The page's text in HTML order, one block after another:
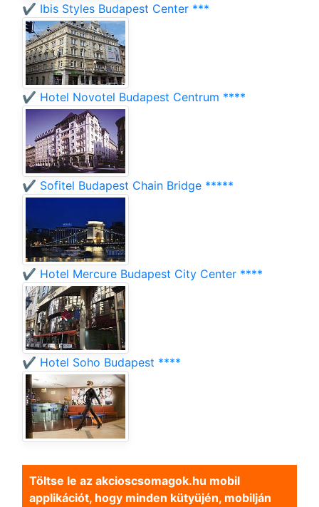
✔️ Ibis Styles Budapest Center ***
✔️ Hotel Novotel Budapest Centrum ****
✔️ Sofitel Budapest Chain Bridge *****
✔️ Hotel Mercure Budapest City Center ****
✔️ Hotel Soho Budapest ****
Töltse le az akcioscsomagok.hu mobil
applikációt, hogy minden kütyüjén, mobilján